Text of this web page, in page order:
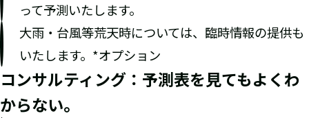
って予測いたします。
大雨・台風等荒天時については、臨時情報の提供も
いたします。*オプション
コンサルティング：予測表を見てもよくわ
からない。